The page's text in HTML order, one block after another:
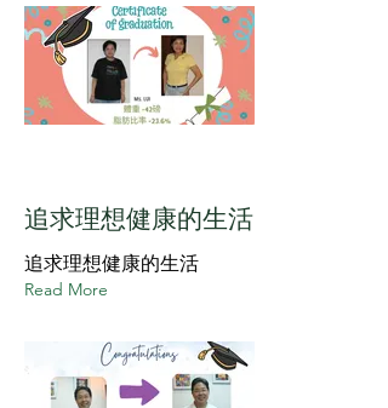
追求理想健康的生活
追求理想健康的生活
Read More